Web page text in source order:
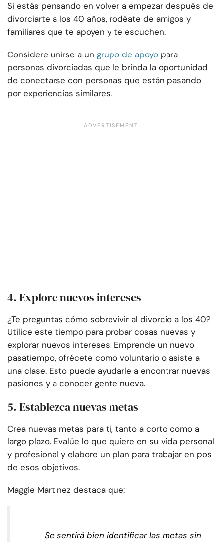
Si estás pensando en volver a empezar después de
divorciarte a los 40 años, rodéate de amigos y
familiares que te apoyen y te escuchen.
Considere unirse a un grupo de apoyo para
personas divorciadas que le brinda la oportunidad
de conectarse con personas que están pasando
por experiencias similares.
4. Explore nuevos intereses
¿Te preguntas cómo sobrevivir al divorcio a los 40?
Utilice este tiempo para probar cosas nuevas y
explorar nuevos intereses. Emprende un nuevo
pasatiempo, ofrécete como voluntario o asiste a
una clase. Esto puede ayudarle a encontrar nuevas
pasiones y a conocer gente nueva.
5. Establezca nuevas metas
Crea nuevas metas para ti, tanto a corto como a
largo plazo. Evalúe lo que quiere en su vida personal
y profesional y elabore un plan para trabajar en pos
de esos objetivos.
Maggie Martinez destaca que:
Se sentirá bien identificar las metas sin